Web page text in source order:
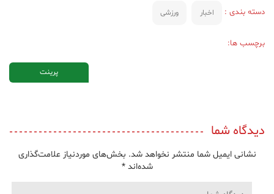
دسته بندی : اخبار ورزشی
برچسب ها:
پرینت
دیدگاه شما
نشانی ایمیل شما منتشر نخواهد شد. بخش‌های موردنیاز علامت‌گذاری
شده‌اند*